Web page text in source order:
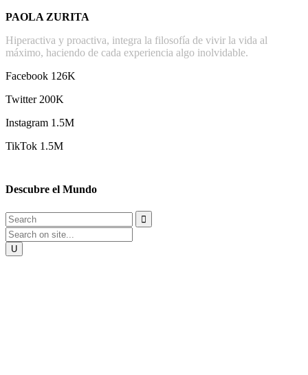
PAOLA ZURITA
Hiperactiva y proactiva, integra la filosofía de vivir la vida al
máximo, haciendo de cada experiencia algo inolvidable.
Facebook 126K
Twitter 200K
Instagram 1.5M
TikTok 1.5M
Descubre el Mundo